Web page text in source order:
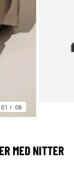
01 06
MED NITTER